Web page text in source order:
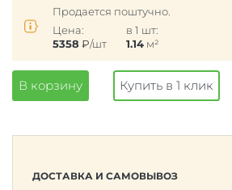
Продается поштучно.
Цена:
5358 ₽/шт
в 1 шт:
1.14 м²
В корзину Купить в 1 клик
ДОСТАВКА И САМОВЫВОЗ